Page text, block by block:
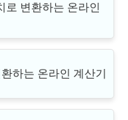
로 변환하는 온라인
하는 온라인 계산기